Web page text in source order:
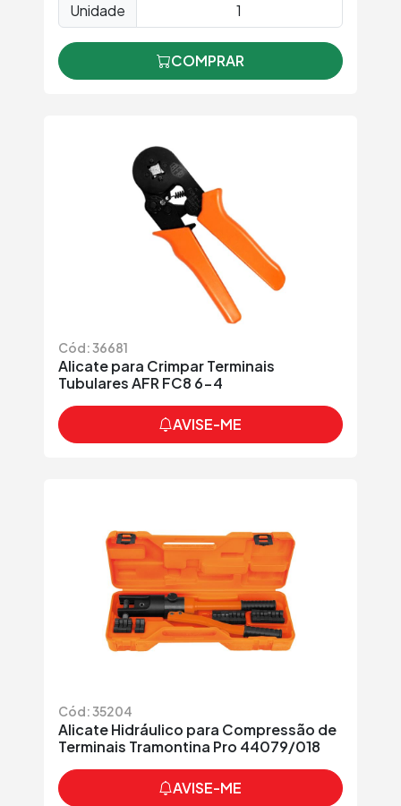
Unidade
COMPRAR
Cód: 36681
Alicate para Crimpar Terminais
Tubulares AFR FC8 6-4
AVISE-ME
Cód: 35204
Alicate Hidráulico para Compressão de
Terminais Tramontina Pro 44079/018
AVISE-ME